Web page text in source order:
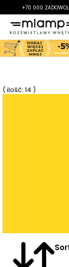
-7%
+70 000
( ilość: 14 )